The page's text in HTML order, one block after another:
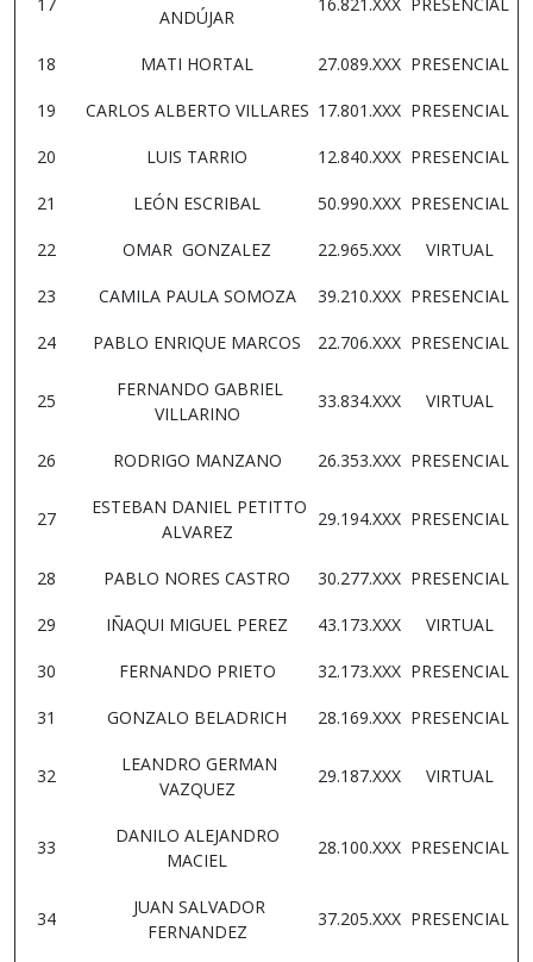
ANDÚJAR
18 MATI HORTAL 27.089.XXX PRESENCIAL
19 CARLOS ALBERTO VILLARES 17.801.XXX PRESENCIAL
20 LUIS TARRIO 12.840.XXX PRESENCIAL
21 LEÓN ESCRIBAL 50.990.XXX PRESENCIAL
22 OMAR GONZALEZ 22.965.XXX VIRTUAL
23 CAMILA PAULA SOMOZA 39.210.XXX PRESENCIAL
24 PABLO ENRIQUE MARCOS 22.706.XXX PRESENCIAL
25
FERNANDO GABRIEL
VILLARINO
33.834.XXX VIRTUAL
26 RODRIGO MANZANO 26.353.XXX PRESENCIAL
27
ESTEBAN DANIEL PETITTO
ALVAREZ
29.194.XXX PRESENCIAL
28 PABLO NORES CASTRO 30.277.XXX PRESENCIAL
29 IÑAQUI MIGUEL PEREZ 43.173.XXX VIRTUAL
30 FERNANDO PRIETO 32.173.XXX PRESENCIAL
31 GONZALO BELADRICH 28.169.XXX PRESENCIAL
32
LEANDRO GERMAN
VAZQUEZ
29.187.XXX VIRTUAL
33
DANILO ALEJANDRO
MACIEL
28.100.XXX PRESENCIAL
34
JUAN SALVADOR
FERNANDEZ
37.205.XXX PRESENCIAL